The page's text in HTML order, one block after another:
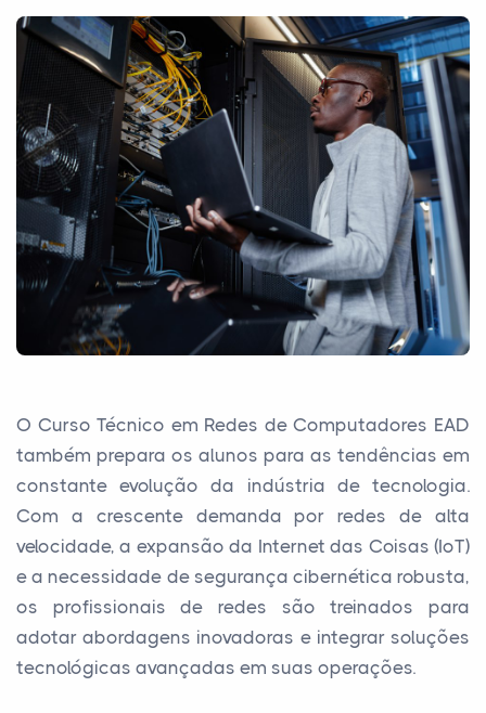
O Curso Técnico em Redes de Computadores EAD
também prepara os alunos para as tendências em
constante evolução da indústria de tecnologia.
Com a crescente demanda por redes de alta
velocidade, a expansão da Internet das Coisas (IoT)
e a necessidade de segurança cibernética robusta,
os profissionais de redes são treinados para
adotar abordagens inovadoras e integrar soluções
tecnológicas avançadas em suas operações.